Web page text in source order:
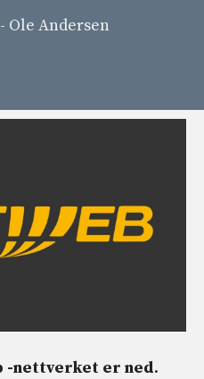
- Ole Andersen
-nettverket er ned.